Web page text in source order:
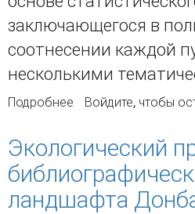
заключающегося в
соотнесении каждой
несколькими
Подробнее о Экологический
Войдите, чтобы
Экологический
ландшафта